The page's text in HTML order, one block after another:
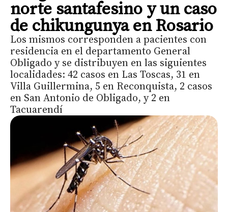
norte santafesino y un caso
de chikungunya en Rosario
Los mismos corresponden a pacientes con
residencia en el departamento General
Obligado y se distribuyen en las siguientes
localidades: 42 casos en Las Toscas, 31 en
Villa Guillermina, 5 en Reconquista, 2 casos
en San Antonio de Obligado, y 2 en
Tacuarendí